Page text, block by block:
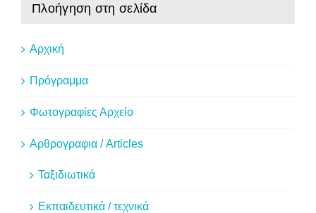
Πλοήγηση στη σελίδα
Αρχική
Πρόγραμμα
Φωτογραφίες Αρχείο
Αρθρογραφια / Articles
Ταξιδιωτικά
Εκπαιδευτικά / τεχνικά